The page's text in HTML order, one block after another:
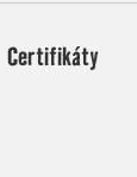
Certifikáty